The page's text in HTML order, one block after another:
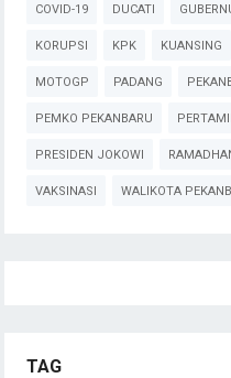
COVID-19 DUCATI
KORUPSI KPK KUANSING
MOTOGP PADANG
PEMKO PEKANBARU
PRESIDEN JOKOWI
VAKSINASI WALIKOTA
TAG